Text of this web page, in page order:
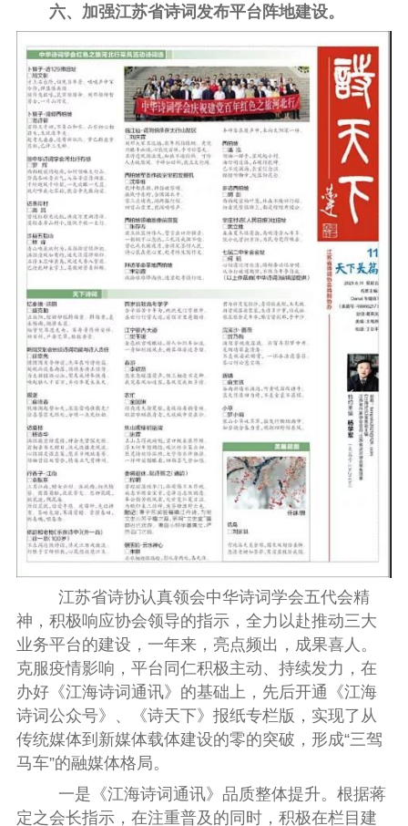
六、加强江苏省诗词发布平台阵地建设。
江苏省诗协认真领会中华诗词学会五代会精
神，积极响应协会领导的指示，全力以赴推动三大
业务平台的建设，一年来，亮点频出，成果喜人。
克服疫情影响，平台同仁积极主动、持续发力，在
办好《江海诗词通讯》的基础上，先后开通《江海
诗词公众号》、《诗天下》报纸专栏版，实现了从
传统媒体到新媒体载体建设的零的突破，形成“三驾
马车”的融媒体格局。
一是 《江海诗词通讯》品质整体提升。根据蒋
定之会长指示，在注重普及的同时，积极在栏目建